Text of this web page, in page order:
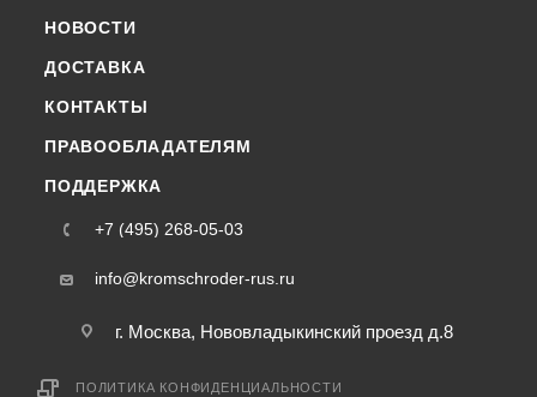
НОВОСТИ
ДОСТАВКА
КОНТАКТЫ
ПРАВООБЛАДАТЕЛЯМ
ПОДДЕРЖКА
+7 (495) 268-05-03
info@kromschroder-rus.ru
г. Москва, Нововладыкинский проезд д.8
ПОЛИТИКА КОНФИДЕНЦИАЛЬНОСТИ